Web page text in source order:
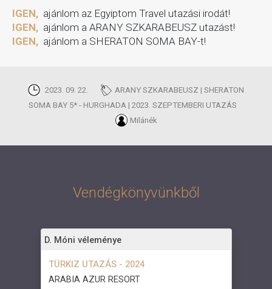
IGEN, ajánlom az Egyiptom Travel utazási irodát!
IGEN, ajánlom a ARANY SZKARABEUSZ utazást!
IGEN, ajánlom a SHERATON SOMA BAY-t!
2023. 09. 22.
ARANY SZKARABEUSZ | SHERATON
SOMA BAY 5* - HURGHADA | 2023. SZEPTEMBERI UTAZÁS
Milánék
Vendégkönyvünkből
D. Móni véleménye
TÜRKIZ UTAZÁS - 2024
ARABIA AZUR RESORT